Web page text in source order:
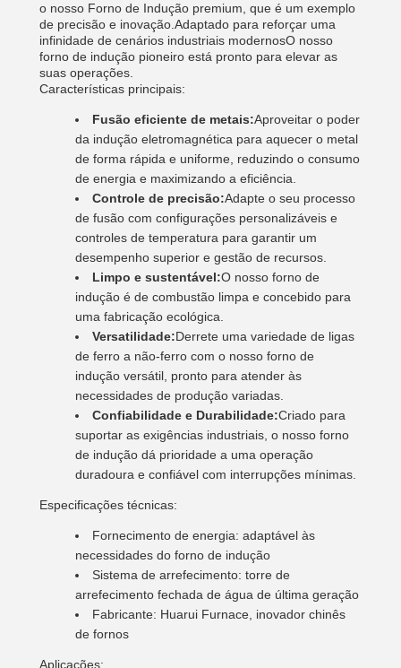
o nosso Forno de Indução premium, que é um exemplo
de precisão e inovação.Adaptado para reforçar uma
infinidade de cenários industriais modernosO nosso
forno de indução pioneiro está pronto para elevar as
suas operações.
Características principais:
Fusão eficiente de metais:Aproveitar o poder
da indução eletromagnética para aquecer o metal
de forma rápida e uniforme, reduzindo o consumo
de energia e maximizando a eficiência.
Controle de precisão:Adapte o seu processo
de fusão com configurações personalizáveis e
controles de temperatura para garantir um
desempenho superior e gestão de recursos.
Limpo e sustentável:O nosso forno de
indução é de combustão limpa e concebido para
uma fabricação ecológica.
Versatilidade:Derrete uma variedade de ligas
de ferro a não-ferro com o nosso forno de
indução versátil, pronto para atender às
necessidades de produção variadas.
Confiabilidade e Durabilidade:Criado para
suportar as exigências industriais, o nosso forno
de indução dá prioridade a uma operação
duradoura e confiável com interrupções mínimas.
Especificações técnicas:
Fornecimento de energia: adaptável às
necessidades do forno de indução
Sistema de arrefecimento: torre de
arrefecimento fechada de água de última geração
Fabricante: Huarui Furnace, inovador chinês
de fornos
Aplicações: